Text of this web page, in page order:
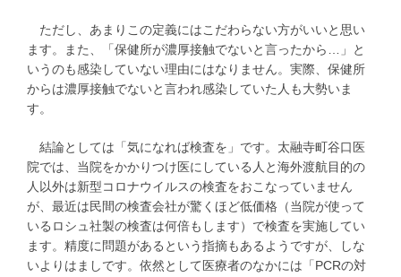
ただし、あまりこの定義にはこだわらない方がいいと思い
ます。また、「保健所が濃厚接触でないと言ったから…」と
いうのも感染していない理由にはなりません。実際、保健所
からは濃厚接触でないと言われ感染していた人も大勢いま
す。
結論としては「気になれば検査を」です。太融寺町谷口医
院では、当院をかかりつけ医にしている人と海外渡航目的の
人以外は新型コロナウイルスの検査をおこなっていません
が、最近は民間の検査会社が驚くほど低価格（当院が使って
いるロシュ社製の検査は何倍もします）で検査を実施してい
ます。精度に問題があるという指摘もあるようですが、しな
いよりはましです。依然として医療者のなかには「PCRの対